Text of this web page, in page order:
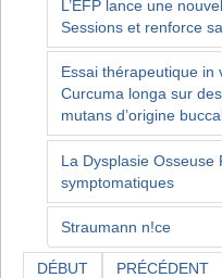
L’EFP lance une
Sessions et renforce
Essai thérapeutique in
Curcuma longa sur
mutans d’origine
La Dysplasie
symptomatiques
Straumann n!ce
DÉBUT PRÉCÉDENT